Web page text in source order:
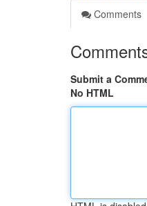
Comments
Submit a
No HTML